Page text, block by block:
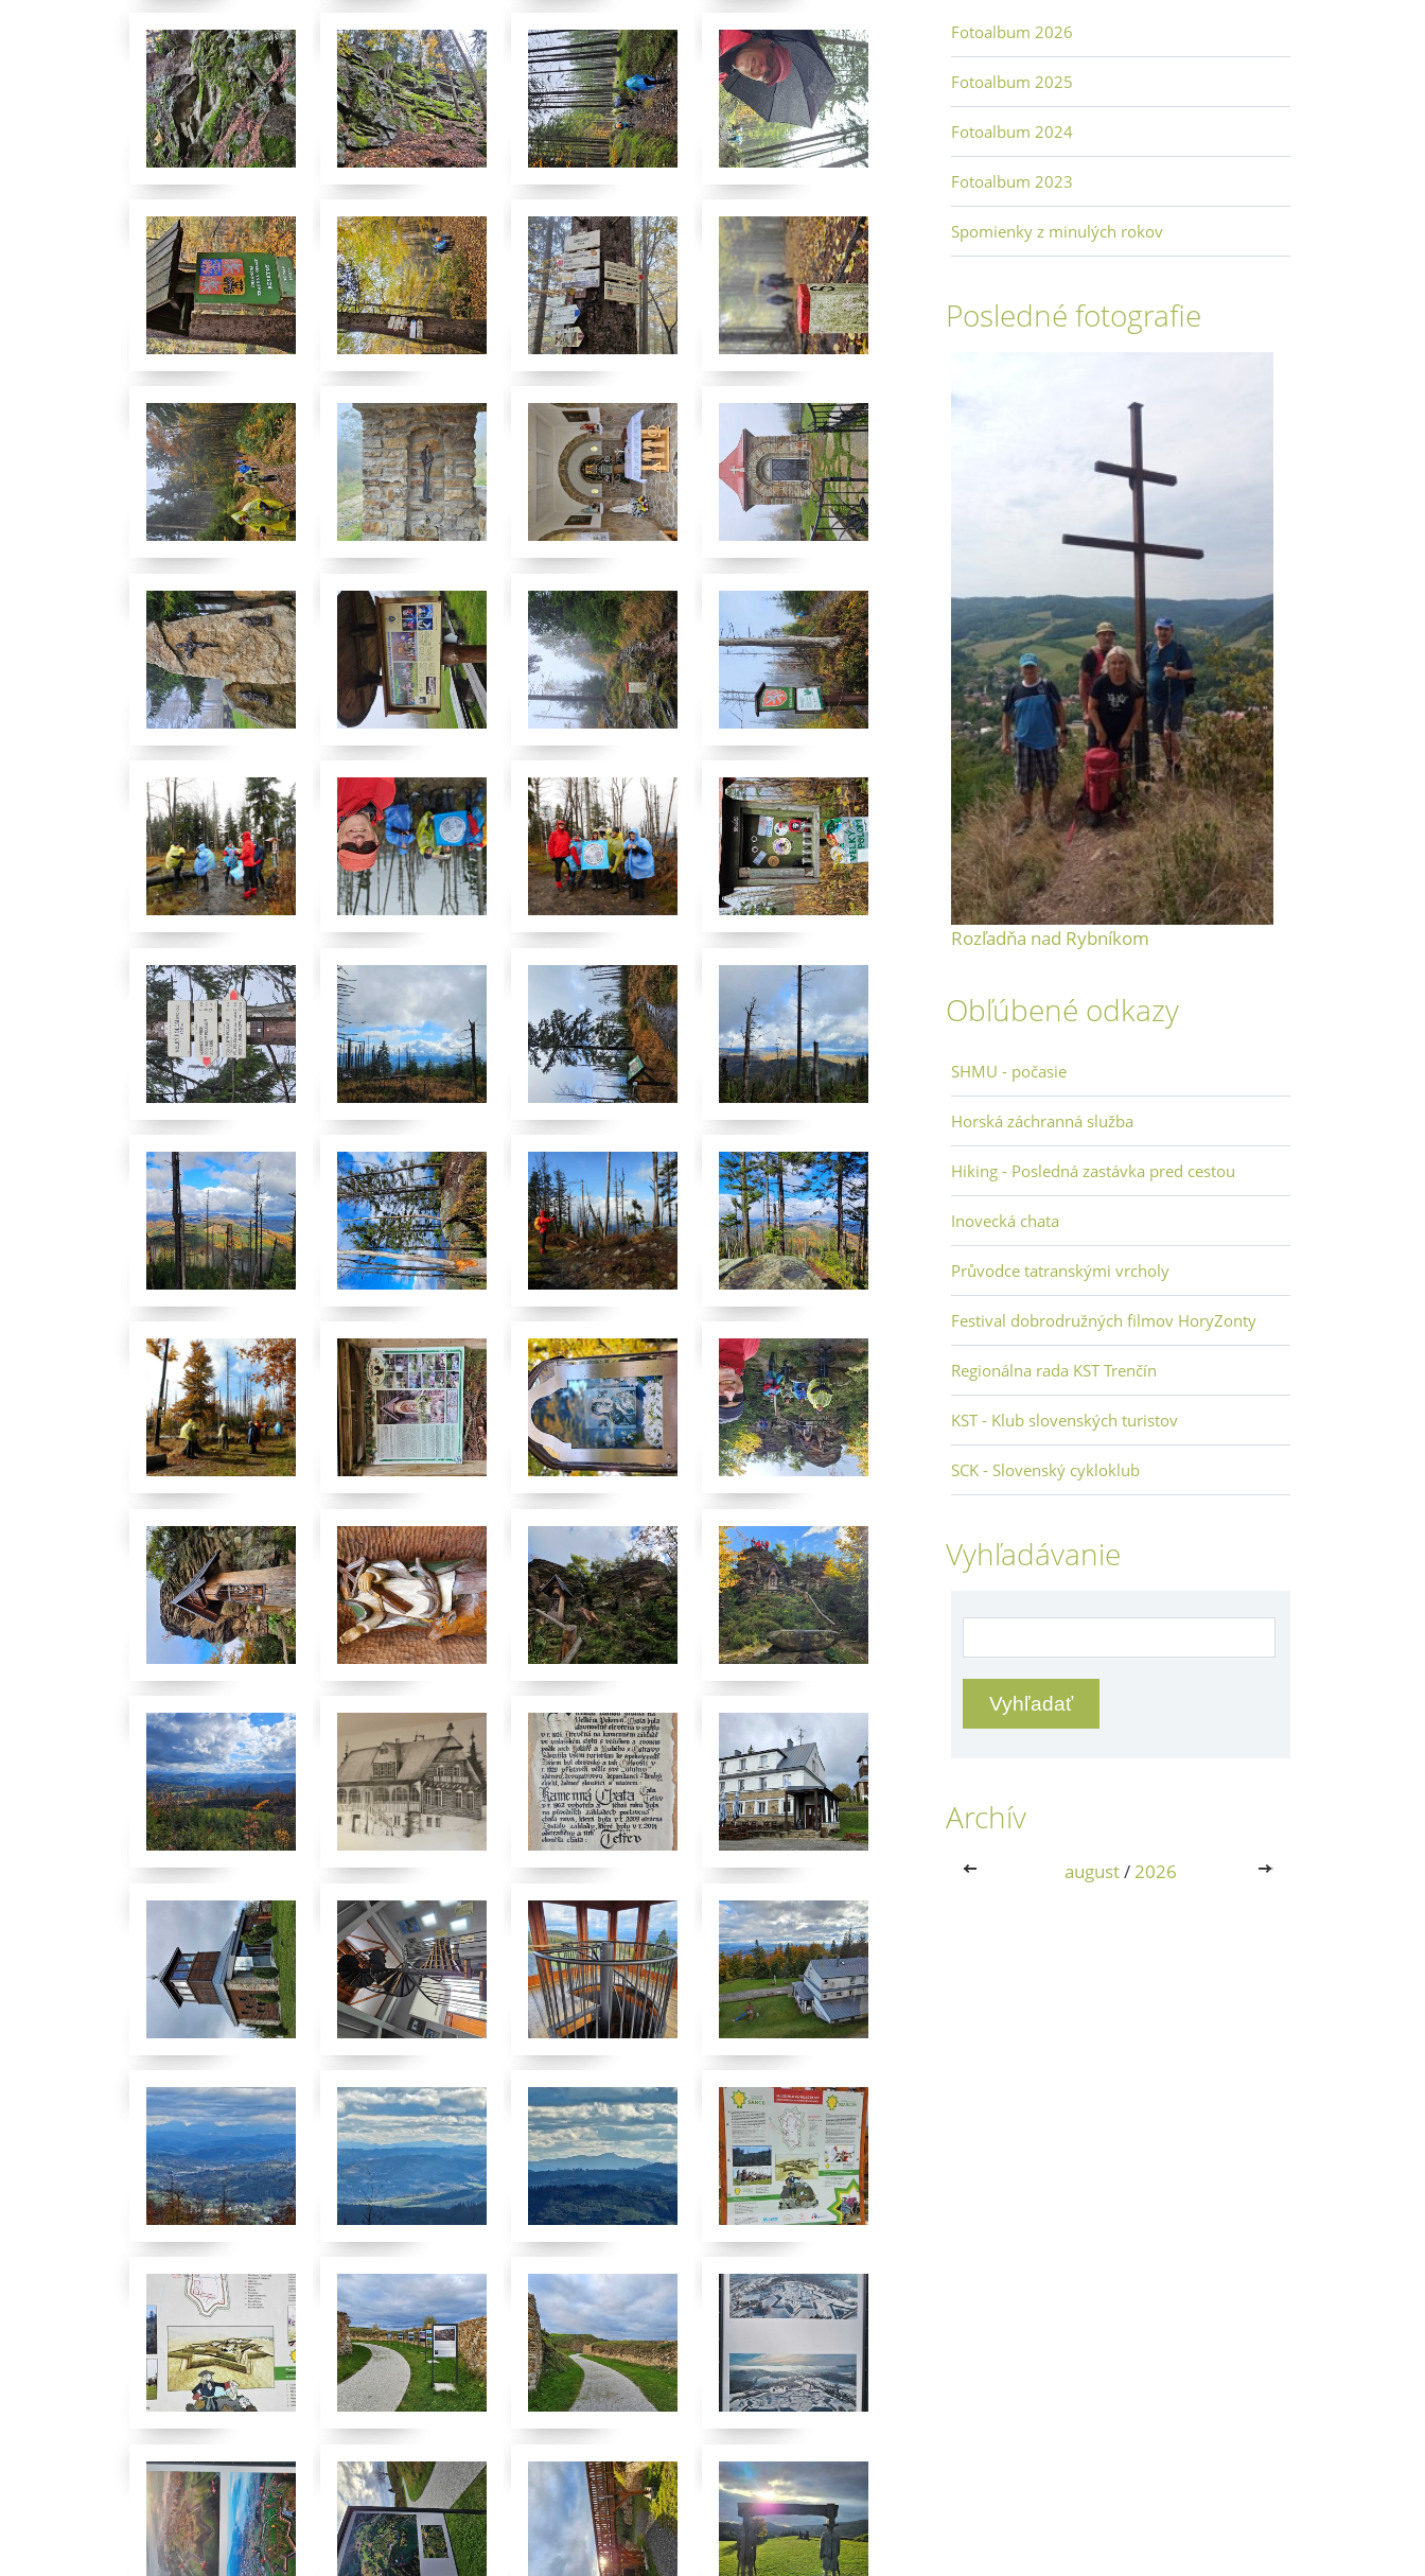
Fotoalbum 2026
Fotoalbum 2025
Fotoalbum 2024
Fotoalbum 2023
Spomienky z minulých rokov
Posledné fotografie
Rozľadňa nad Rybníkom
Obľúbené odkazy
SHMU - počasie
Horská záchranná služba
Hiking - Posledná zastávka pred cestou
Inovecká chata
Průvodce tatranskými vrcholy
Festival dobrodružných filmov HoryZonty
Regionálna rada KST Trenčín
KST - Klub slovenských turistov
SCK - Slovenský cykloklub
Vyhľadávanie
Archív
<< august/2026 >>